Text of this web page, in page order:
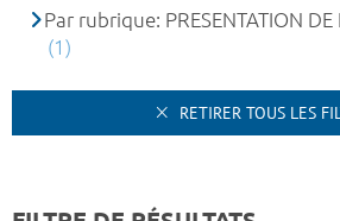
Par rubrique: PRESENTATION DE
(1)
RETIRER TOUS LES